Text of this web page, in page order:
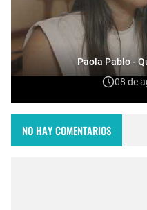
Paola Pablo -
08 de
NO HAY COMENTARIOS